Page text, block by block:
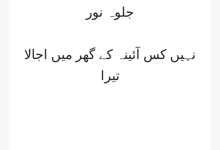
جلوہ نور
نہیں کس آئینہ کے گھر میں اجالا
تیرا